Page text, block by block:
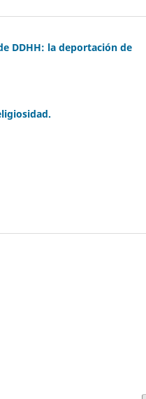
DDHH: la deportación de